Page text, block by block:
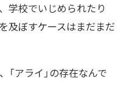
学校でいじめられたり
及ぼすケースはまだまだ
アライ」の存在なんで